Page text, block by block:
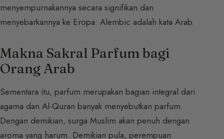
menyempurnakannya secara signifikan dan
menyebarkannya ke Eropa: Alembic adalah kata Arab.
Makna Sakral Parfum bagi
Orang Arab
Sementara itu, parfum merupakan bagian integral dari
agama dan Al-Quran banyak menyebutkan parfum.
Dengan demikian, surga Muslim akan penuh dengan
aroma yang harum. Demikian pula, perempuan